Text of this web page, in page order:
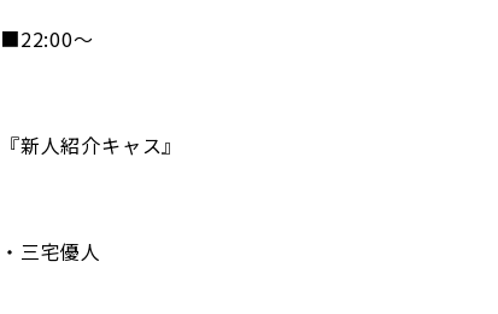
■22:00〜
『新人紹介キャス』
・三宅優人